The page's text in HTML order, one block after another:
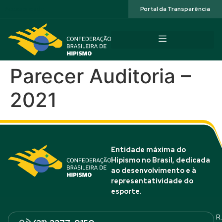
Portal da Transparência
Parecer Auditoria –
2021
Entidade máxima do
Hipismo no Brasil, dedicada
ao desenvolvimento e à
representatividade do
esporte.
R.